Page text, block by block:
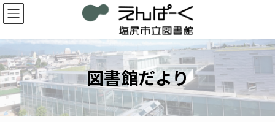
コ
ン
ン
ツ
へ
ス
キ
ッ
プ
ナ
ビ
ー
シ
ョ
ン
に
移
動
図書館だより